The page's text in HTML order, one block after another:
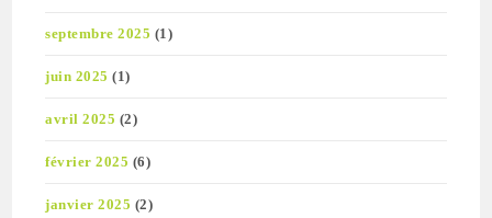
septembre 2025 (1)
juin 2025 (1)
avril 2025 (2)
février 2025 (6)
janvier 2025 (2)